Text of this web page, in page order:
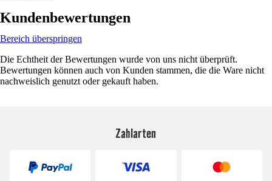
Kundenbewertungen
Bereich überspringen
Die Echtheit der Bewertungen wurde von uns nicht überprüft.
Bewertungen können auch von Kunden stammen, die die Ware nicht
nachweislich genutzt oder gekauft haben.
Zahlarten